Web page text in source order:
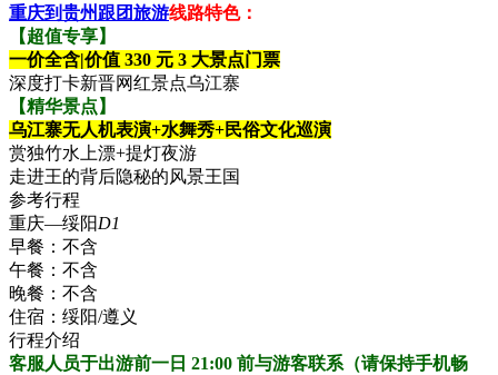
重庆到贵州跟团旅游线路特色：
【超值专享】
一价全含|价值 330 元 3 大景点门票
深度打卡新晋网红景点乌江寨
【精华景点】
乌江寨无人机表演+水舞秀+民俗文化巡演
赏独竹水上漂+提灯夜游
走进王的背后隐秘的风景王国
参考行程
重庆—绥阳D1
早餐： 不含
午餐： 不含
晚餐： 不含
住宿： 绥阳/遵义
行程介绍
客服人员于出游前一日 21:00 前与游客联系（请保持手机畅